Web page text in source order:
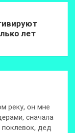
лет
реку, он мне
сначала
дед